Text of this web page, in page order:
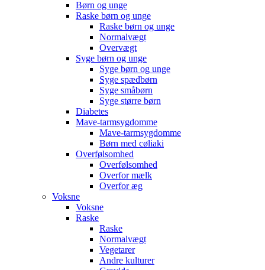
Børn og unge
Raske børn og unge
Raske børn og unge
Normalvægt
Overvægt
Syge børn og unge
Syge børn og unge
Syge spædbørn
Syge småbørn
Syge større børn
Diabetes
Mave-tarmsygdomme
Mave-tarmsygdomme
Børn med cøliaki
Overfølsomhed
Overfølsomhed
Overfor mælk
Overfor æg
Voksne
Voksne
Raske
Raske
Normalvægt
Vegetarer
Andre kulturer